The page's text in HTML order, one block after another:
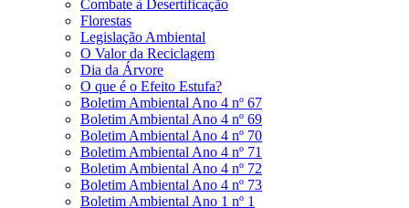
Combate à Desertificação
Florestas
Legislação Ambiental
O Valor da Reciclagem
Dia da Árvore
O que é o Efeito Estufa?
Boletim Ambiental Ano 4 nº 67
Boletim Ambiental Ano 4 nº 69
Boletim Ambiental Ano 4 nº 70
Boletim Ambiental Ano 4 nº 71
Boletim Ambiental Ano 4 nº 72
Boletim Ambiental Ano 4 nº 73
Boletim Ambiental Ano 1 nº 1